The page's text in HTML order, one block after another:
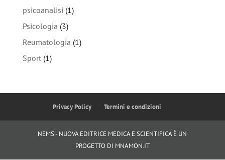
psicoanalisi (1)
Psicologia (3)
Reumatologia (1)
Sport (1)
Privacy Policy Termini e condizioni
NEMS - NUOVA EDITRICE MEDICA E SCIENTIFICA È UN
PROGETTO DI MNAMON.IT